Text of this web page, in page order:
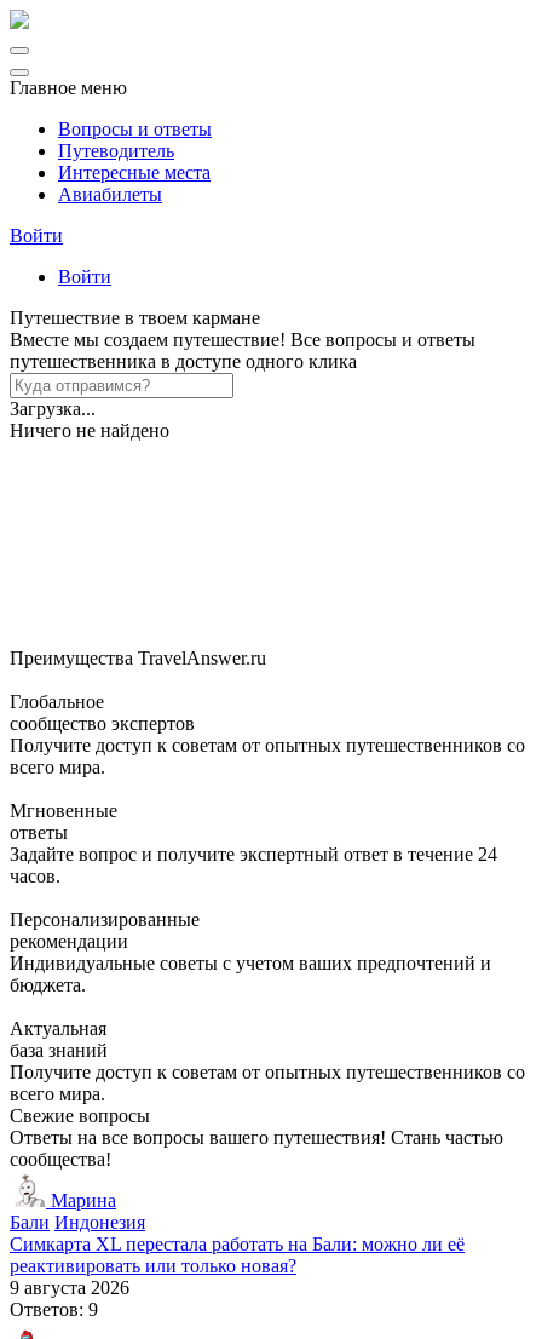
Главное меню
Вопросы и ответы
Путеводитель
Интересные места
Авиабилеты
Войти
Войти
Путешествие в твоем кармане
Вместе мы создаем путешествие! Все вопросы и ответы
путешественника в доступе одного клика
Загрузка...
Ничего не найдено
Преимущества TravelAnswer.ru
Глобальное
сообщество экспертов
Получите доступ к советам от опытных путешественников со
всего мира.
Мгновенные
ответы
Задайте вопрос и получите экспертный ответ в течение 24
часов.
Персонализированные
рекомендации
Индивидуальные советы с учетом ваших предпочтений и
бюджета.
Актуальная
база знаний
Получите доступ к советам от опытных путешественников со
всего мира.
Свежие вопросы
Ответы на все вопросы вашего путешествия! Стань частью
сообщества!
Марина
Бали Индонезия
Симкарта XL перестала работать на Бали: можно ли её
реактивировать или только новая?
9 августа 2026
Ответов: 9